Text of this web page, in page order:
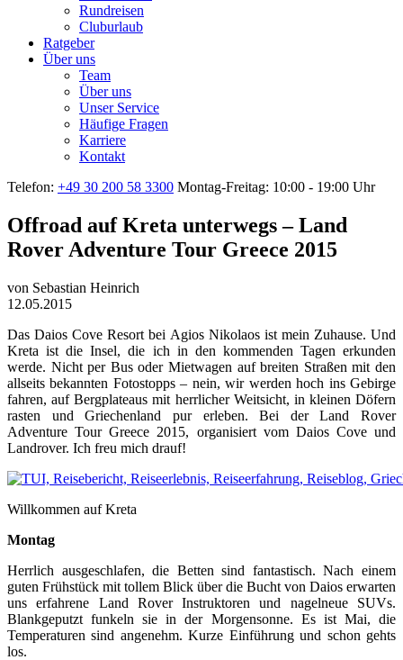
Rundreisen
Cluburlaub
Ratgeber
Über uns
Team
Über uns
Unser Service
Häufige Fragen
Karriere
Kontakt
Telefon: +49 30 200 58 3300 Montag-Freitag: 10:00 - 19:00 Uhr
Offroad auf Kreta unterwegs – Land
Rover Adventure Tour Greece 2015
von Sebastian Heinrich
12.05.2015
Das Daios Cove Resort bei Agios Nikolaos ist mein Zuhause. Und
Kreta ist die Insel, die ich in den kommenden Tagen erkunden
werde. Nicht per Bus oder Mietwagen auf breiten Straßen mit den
allseits bekannten Fotostopps – nein, wir werden hoch ins Gebirge
fahren, auf Bergplateaus mit herrlicher Weitsicht, in kleinen Döfern
rasten und Griechenland pur erleben. Bei der Land Rover
Adventure Tour Greece 2015, organisiert vom Daios Cove und
Landrover. Ich freu mich drauf!
Willkommen auf Kreta
Montag
Herrlich ausgeschlafen, die Betten sind fantastisch. Nach einem
guten Frühstück mit tollem Blick über die Bucht von Daios erwarten
uns erfahrene Land Rover Instruktoren und nagelneue SUVs.
Blankgeputzt funkeln sie in der Morgensonne. Es ist Mai, die
Temperaturen sind angenehm. Kurze Einführung und schon gehts
los.